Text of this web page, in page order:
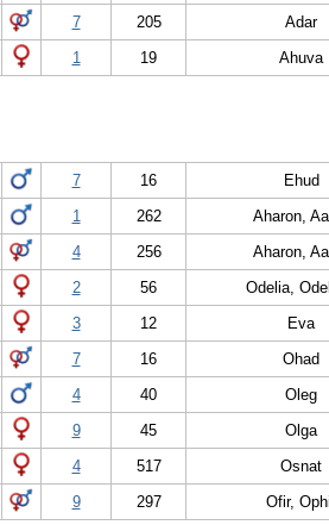
Adar
205
7
Ahuva
19
1
Ehud
16
7
Aharon,
262
1
Aharon,
256
4
Odelia,
56
2
Eva
12
3
Ohad
16
7
Oleg
40
4
Olga
45
9
Osnat
517
4
Ofir,
297
9